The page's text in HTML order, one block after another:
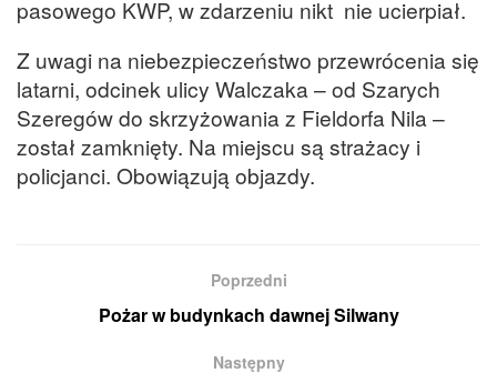
pasowego KWP, w zdarzeniu nikt nie ucierpiał.
Z uwagi na niebezpieczeństwo przewrócenia się
latarni, odcinek ulicy Walczaka – od Szarych
Szeregów do skrzyżowania z Fieldorfa Nila –
został zamknięty. Na miejscu są strażacy i
policjanci. Obowiązują objazdy.
Poprzedni
Pożar w budynkach dawnej Silwany
Następny